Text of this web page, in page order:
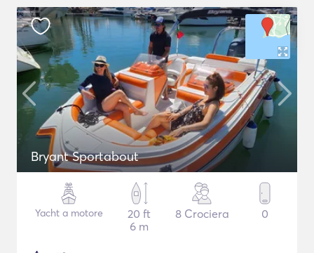
Bryant Sportabout
Yacht a motore
20 ft
6 m
8 Crociera 0